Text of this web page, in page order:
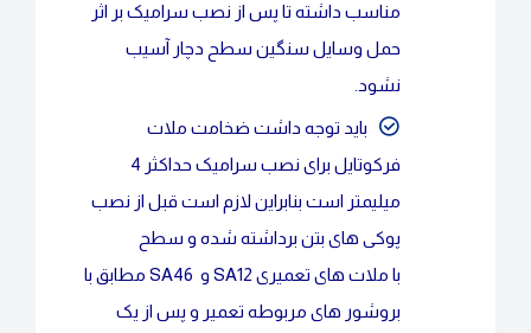
مناسب داشته تا پس از نصب سرامیک بر اثر
حمل وسایل سنگین سطح دچار آسیب
نشود.
باید توجه داشت ضخامت ملات
فرکوتایل برای نصب سرامیک حداکثر 4
میلیمتر است بنابراین لازم است قبل از نصب
پوکی های بتن برداشته شده و سطح
با ملات های تعمیری SA12 و SA46 مطابق با
بروشور های مربوطه تعمیر و پس از یک